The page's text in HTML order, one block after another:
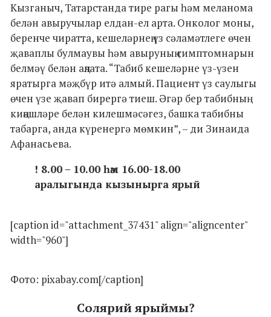
Кызганыч, Татарстанда тире рагы һәм меланома
белән авыручылар елдан-ел арта. Онколог моны,
беренче чиратта, кешеләрнең үз сәламәтлеге өчен
җаваплы булмаувы һәм авыруның симптомнарын
белмәү белән аңлата. “Табиб кешеләрне үз-үзен
яратырга мәҗбүр итә алмый. Пациент үз саулыгы
өчен үзе җавап бирергә тиеш. Әгәр бер табибның
киңәшләре белән килешмәсәгез, башка табибны
табарга, анда күренергә мөмкин”, – ди Зинаида
Афанасьева.
! 8.00 – 10.00 һәм 16.00-18.00
аралыгында кызынырга ярый
[caption id="attachment_37431" align="aligncenter"
width="960"]
Фото: pixabay.com[/caption]
Солярий ярыймы?